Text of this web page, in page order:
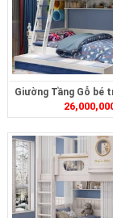
Giường Tầng Gỗ bé